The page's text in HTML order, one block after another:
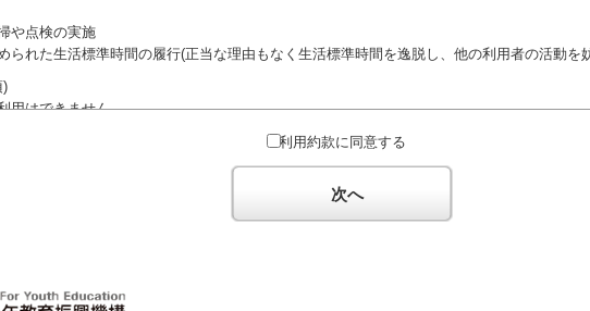
や点検の実施
られた生活標準時間の履行(正当な理由もなく生活標準時間を逸脱し、他の利用者の活動を
)
用はできません。
たはこれに反対するための政治教育その他の政治的活動を目的とした利用
たはこれに反対するための宗教教育その他の宗教的活動を目的とした利用(団体が施設内及
り、自らの団体の活動をアピールする活動等)
款や定められた決まりやマナーを守るとともに、他の利用団体の迷惑とならないようご協力
利用約款に同意する
次へ